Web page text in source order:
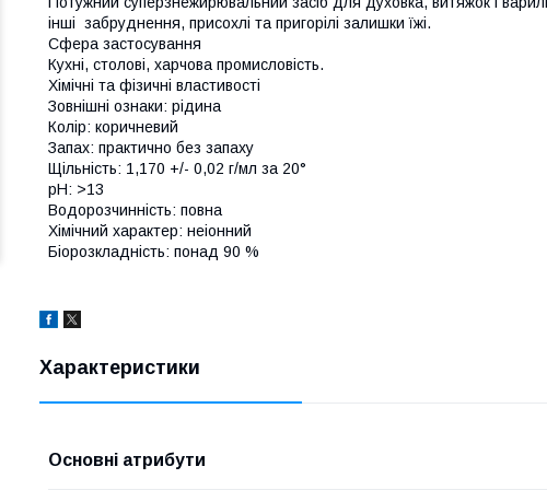
інші забруднення, присохлі та пригорілі залишки їжі.
Сфера застосування
Кухні, столові, харчова промисловість.
Хімічні та фізичні властивості
Зовнішні ознаки: рідина
Колір: коричневий
Запах: практично без запаху
Щільність: 1,170 +/- 0,02 г/мл за 20°
pH: >13
Водорозчинність: повна
Хімічний характер: неіонний
Біорозкладність: понад 90 %
Характеристики
Основні атрибути